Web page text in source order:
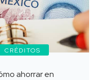
CRÉDITOS
ahorrar en